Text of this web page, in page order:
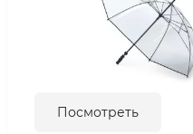
Посмотреть